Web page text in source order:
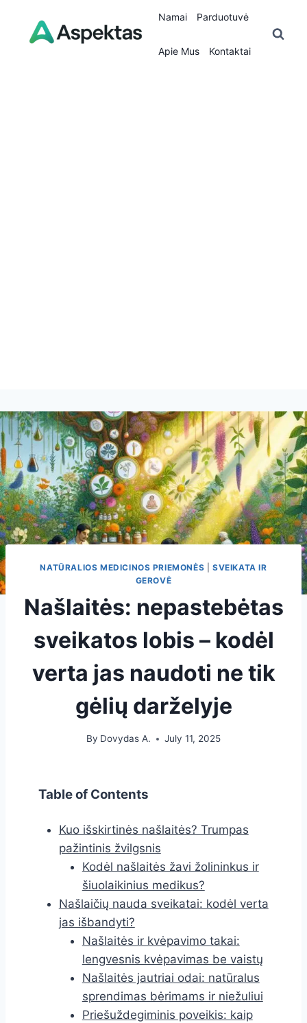
content
Namai Parduotuvė
Apie Mus Kontaktai
NATŪRALIOS MEDICINOS PRIEMONĖS |SVEIKATA IR
GEROVĖ
Našlaitės: nepastebėtas
sveikatos lobis – kodėl
verta jas naudoti ne tik
gėlių darželyje
By Dovydas A. July 11, 2025
Table of Contents
Kuo išskirtinės našlaitės? Trumpas
pažintinis žvilgsnis
Kodėl našlaitės žavi žolininkus ir
šiuolaikinius medikus?
Našlaičių nauda sveikatai: kodėl verta
jas išbandyti?
Našlaitės ir kvėpavimo takai:
lengvesnis kvėpavimas be vaistų
Našlaitės jautriai odai: natūralus
sprendimas bėrimams ir niežuliui
Priešuždegiminis poveikis: kaip